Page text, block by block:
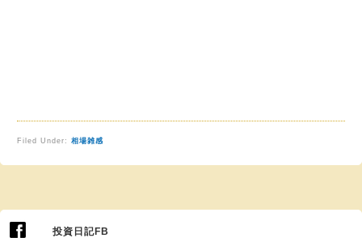
Filed Under: 相場雑感
投資日記FB